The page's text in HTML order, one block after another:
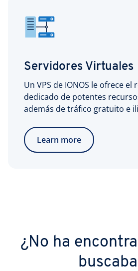
Servidores Virtuales
Un VPS de IONOS le ofrece
dedicado de potentes
además de tráfico gratuito e
Learn more
¿No ha